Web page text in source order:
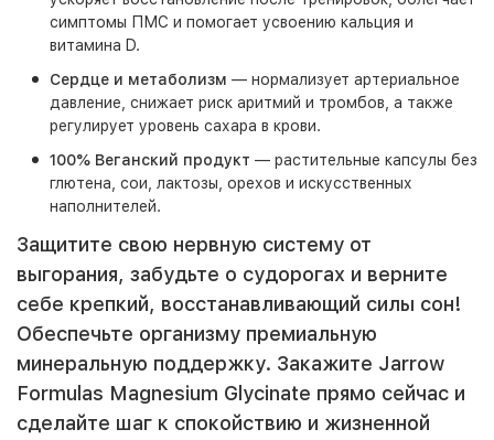
симптомы ПМС и помогает усвоению кальция и
витамина D.
Сердце и метаболизм — нормализует артериальное
давление, снижает риск аритмий и тромбов, а также
регулирует уровень сахара в крови.
100% Веганский продукт — растительные капсулы без
глютена, сои, лактозы, орехов и искусственных
наполнителей.
Защитите свою нервную систему от
выгорания, забудьте о судорогах и верните
себе крепкий, восстанавливающий силы сон!
Обеспечьте организму премиальную
минеральную поддержку. Закажите Jarrow
Formulas Magnesium Glycinate прямо сейчас и
сделайте шаг к спокойствию и жизненной